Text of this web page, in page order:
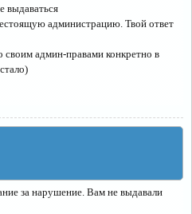
выдаваться
администрацию. Твой ответ
своим админ-правами конкретно в
за нарушение. Вам не выдавали